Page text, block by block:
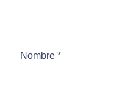
Nombre *